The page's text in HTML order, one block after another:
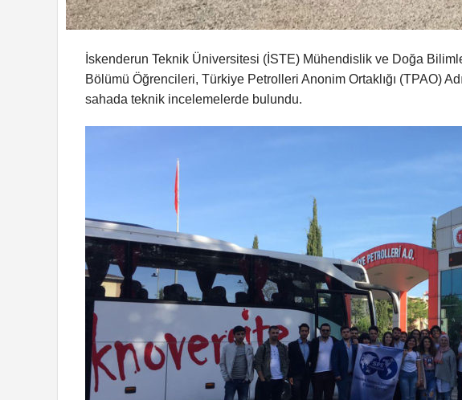
İskenderun Teknik Üniversitesi (İSTE) Mühendislik ve Doğa
Bölümü Öğrencileri, Türkiye Petrolleri Anonim Ortaklığı (TPAO)
sahada teknik incelemelerde bulundu.